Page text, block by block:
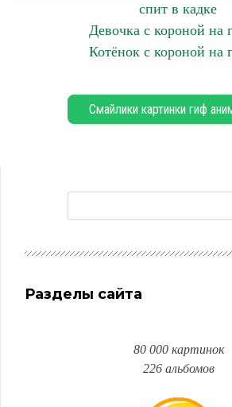
спит в кадке
Девочка с короной на
Котёнок с короной на
Смайлики картинки гиф
Разделы сайта
80 000 картинок
226 альбомов